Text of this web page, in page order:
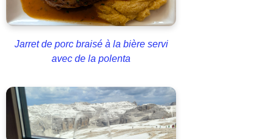
Jarret de porc braisé à la bière servi
avec de la polenta